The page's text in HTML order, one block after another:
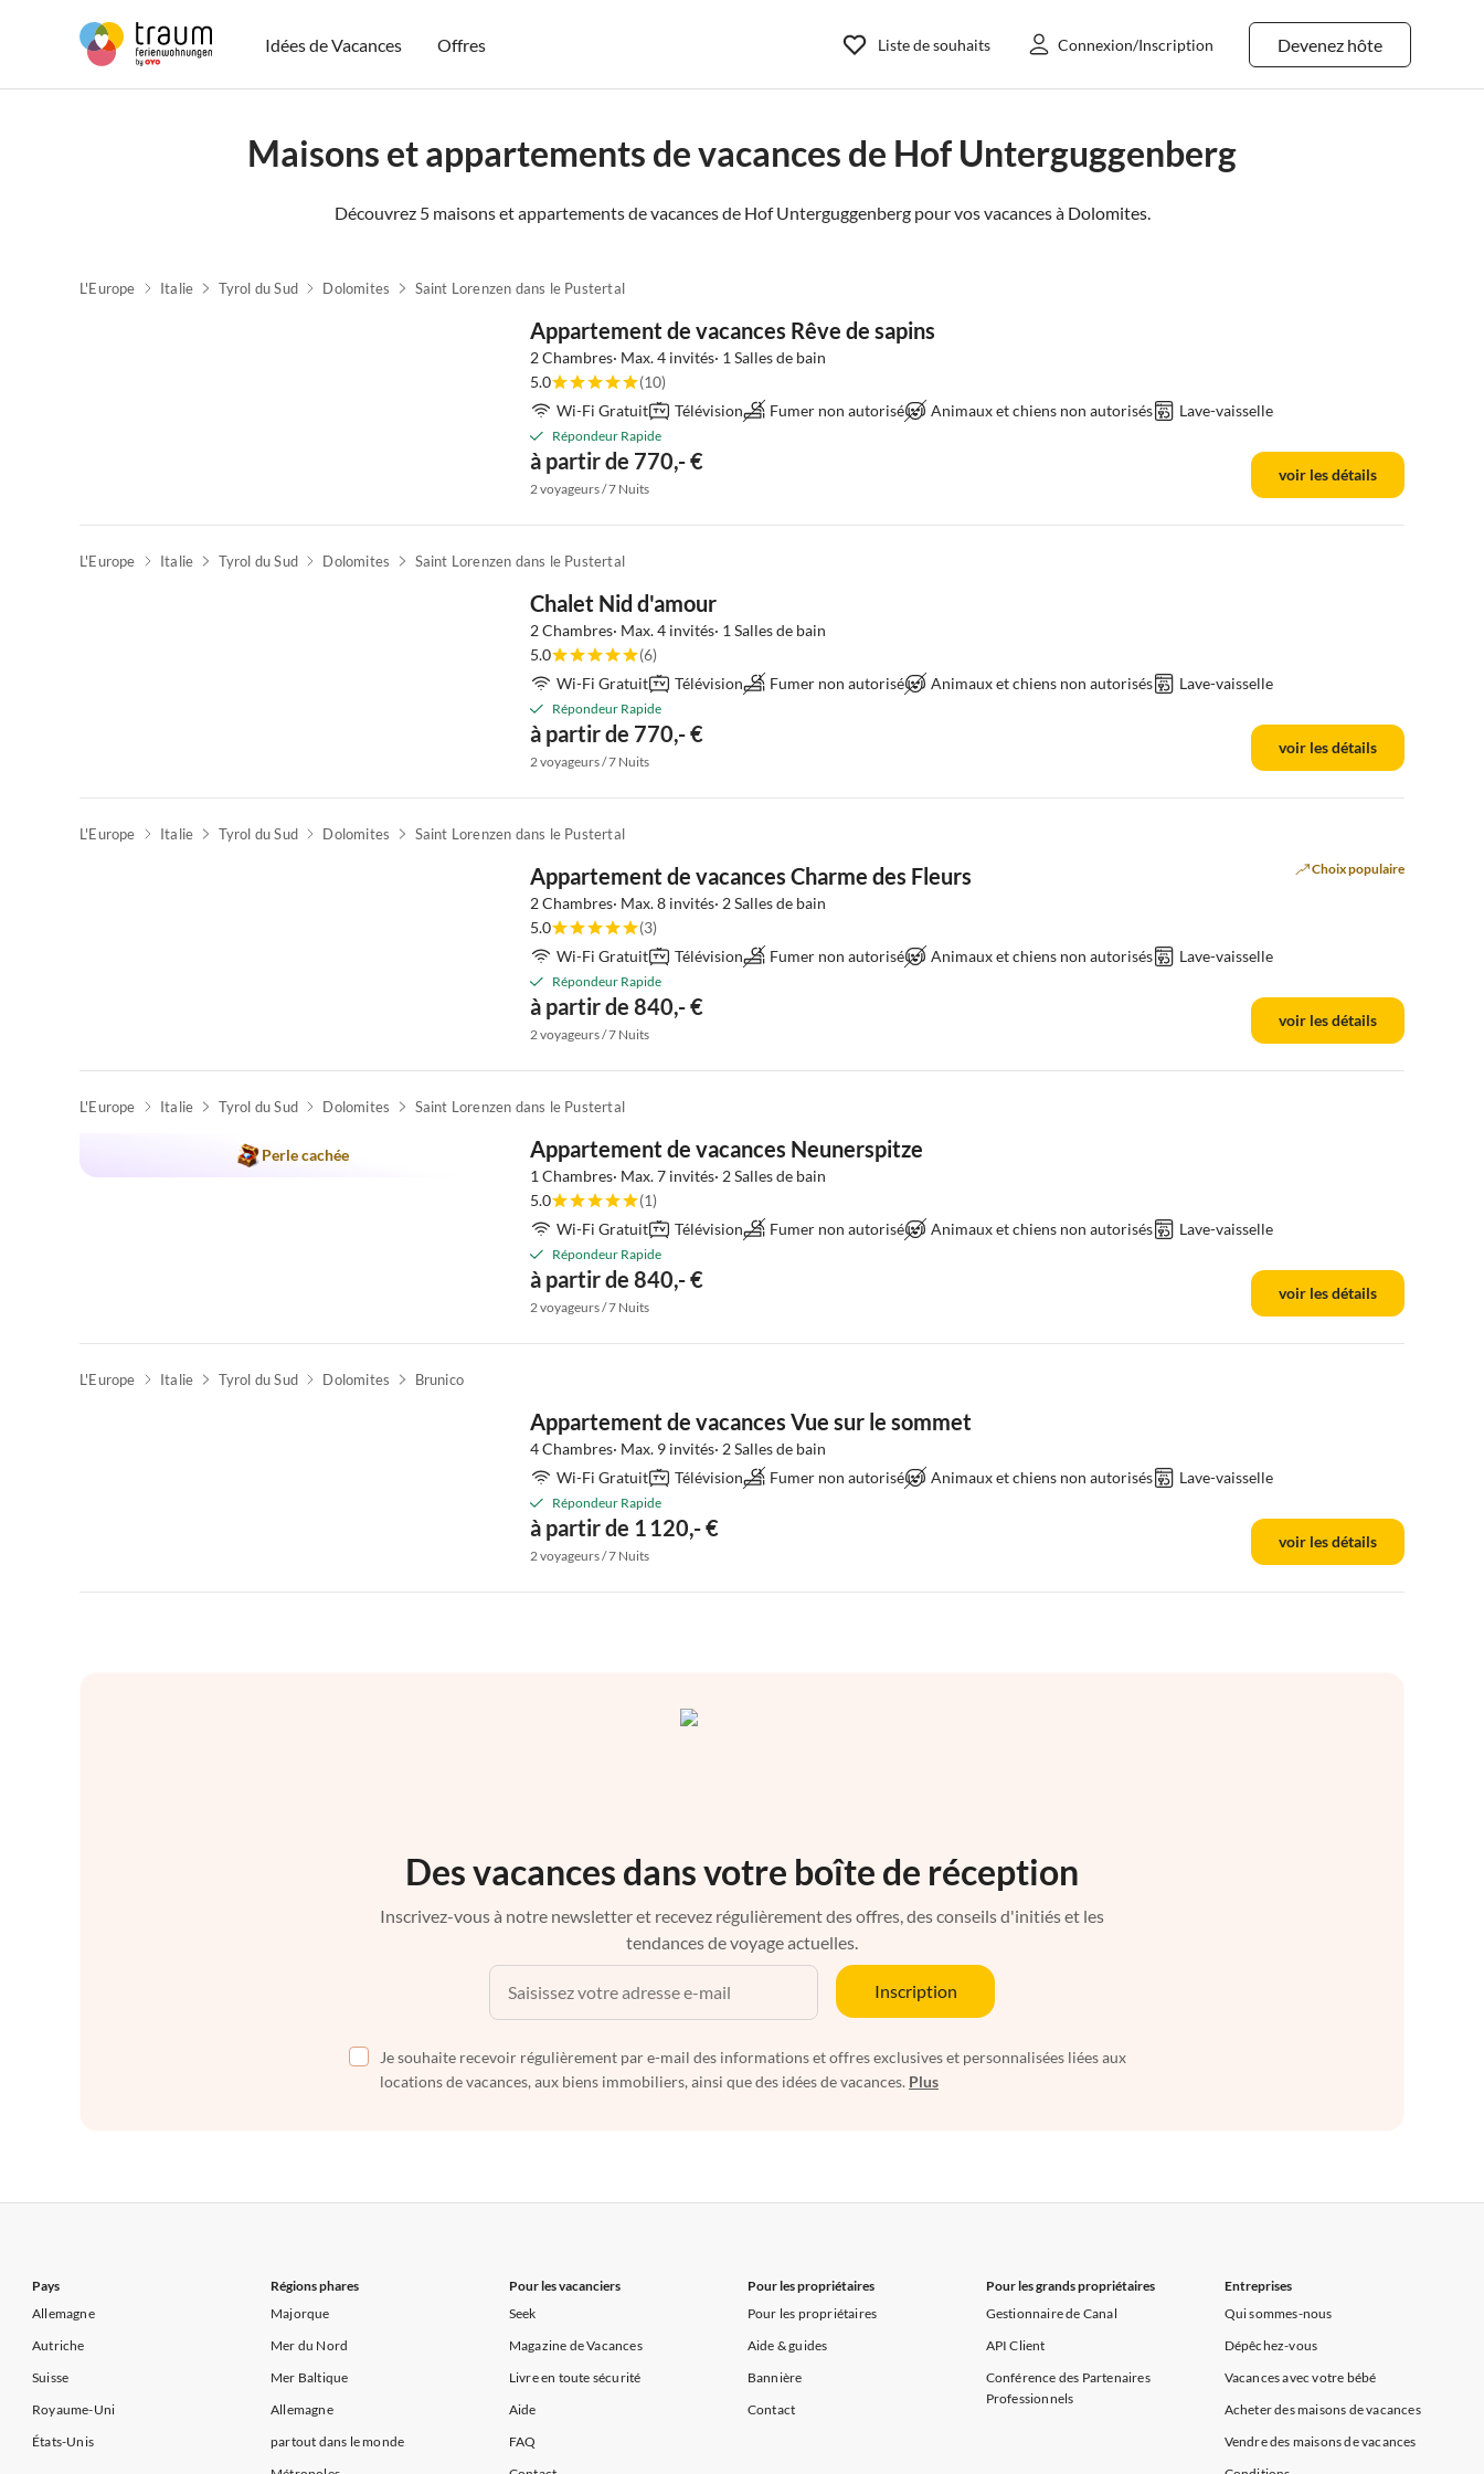
Idées de Vacances Offres Devenez hôte
Liste de souhaits Connexion/Inscription
Maisons et appartements de vacances de Hof Unterguggenberg
Découvrez 5 maisons et appartements de vacances de Hof Unterguggenberg pour vos vacances à Dolomites.
L'Europe Italie Tyrol du Sud Dolomites Saint Lorenzen dans le Pustertal
Meilleure
virtuelle
Appartement de vacances Rêve de sapins
2 Chambres· Max. 4 invités· 1 Salles de bain
5.0
(10)
Wi-Fi Gratuit
Télévision Fumer non autorisé Animaux et chiens non autorisés Lave-vaisselle
Répondeur Rapide
à partir de 770,- €
2 voyageurs / 7 Nuits
voir les détails
L'Europe Italie Tyrol du Sud Dolomites Saint Lorenzen dans le Pustertal
Meilleure
virtuelle
Chalet Nid d'amour
2 Chambres· Max. 4 invités· 1 Salles de bain
5.0
(6)
Wi-Fi Gratuit
Télévision Fumer non autorisé Animaux et chiens non autorisés Lave-vaisselle
Répondeur Rapide
à partir de 770,- €
2 voyageurs / 7 Nuits
voir les détails
L'Europe Italie Tyrol du Sud Dolomites Saint Lorenzen dans le Pustertal
Meilleure
virtuelle
Appartement de vacances Charme des Fleurs Choix populaire
2 Chambres· Max. 8 invités· 2 Salles de bain
5.0
(3)
Wi-Fi Gratuit
Télévision Fumer non autorisé Animaux et chiens non autorisés Lave-vaisselle
Répondeur Rapide
à partir de 840,- €
2 voyageurs / 7 Nuits
voir les détails
L'Europe Italie Tyrol du Sud Dolomites Saint Lorenzen dans le Pustertal
Meilleure
virtuelle
Perle cachée Appartement de vacances Neunerspitze
1 Chambres· Max. 7 invités· 2 Salles de bain
5.0
(1)
Wi-Fi Gratuit
Télévision Fumer non autorisé Animaux et chiens non autorisés Lave-vaisselle
Répondeur Rapide
à partir de 840,- €
2 voyageurs / 7 Nuits
voir les détails
L'Europe Italie Tyrol du Sud Dolomites Brunico
Meilleure
virtuelle
Appartement de vacances Vue sur le sommet
4 Chambres· Max. 9 invités· 2 Salles de bain
Wi-Fi Gratuit
Télévision Fumer non autorisé Animaux et chiens non autorisés Lave-vaisselle
Répondeur Rapide
à partir de 1 120,- €
2 voyageurs / 7 Nuits
voir les détails
Des vacances dans votre boîte de réception
Inscrivez-vous à notre newsletter et recevez régulièrement des offres, des conseils d'initiés et les
tendances de voyage actuelles.
Inscription
Je souhaite recevoir régulièrement par e-mail des informations et offres exclusives et personnalisées liées aux
locations de vacances, aux biens immobiliers, ainsi que des idées de vacances. Plus
Pays
Allemagne
Autriche
Suisse
Royaume-Uni
États-Unis
Régions phares
Majorque
Mer du Nord
Mer Baltique
Allemagne
partout dans le monde
Pour les vacanciers
Seek
Magazine de Vacances
Livre en toute sécurité
Aide
FAQ
Pour les propriétaires
Pour les propriétaires
Aide & guides
Bannière
Contact
Pour les grands propriétaires
Gestionnaire de Canal
API Client
Conférence des Partenaires
Professionnels
Entreprises
Qui sommes-nous
Dépêchez-vous
Vacances avec votre bébé
Acheter des maisons de vacances
Vendre des maisons de vacances